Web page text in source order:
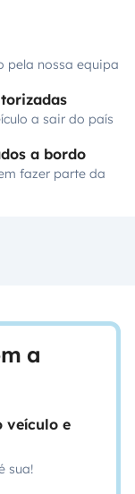
pela nossa equipa
a sair do país
a bordo
fazer parte da
a
veículo e
sua!